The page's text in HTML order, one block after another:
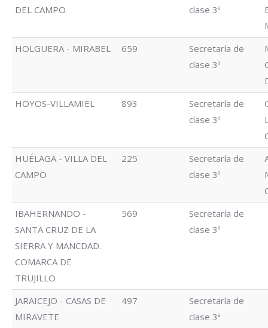
DEL CAMPO
clase 3ª
HOLGUERA - MIRABEL
659
Secretaría de
clase 3ª
HOYOS-VILLAMIEL
893
Secretaría de
clase 3ª
HUÉLAGA - VILLA DEL
CAMPO
225
Secretaría de
clase 3ª
IBAHERNANDO -
SANTA CRUZ DE LA
SIERRA Y MANCDAD.
COMARCA DE
TRUJILLO
569
Secretaría de
clase 3ª
JARAICEJO - CASAS DE
MIRAVETE
497
Secretaría de
clase 3ª